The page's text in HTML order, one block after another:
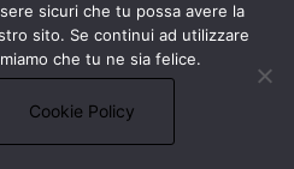
il suo
si tratti di una
dalle buone
sicuri che tu possa avere la
sito. Se continui ad utilizzare
che tu ne sia felice.
Cookie Policy